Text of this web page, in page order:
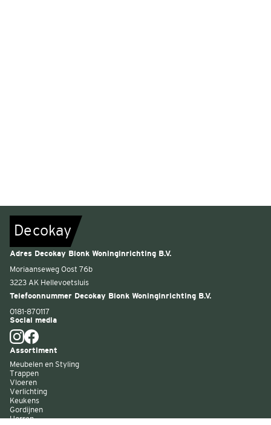
Decokay
Adres Decokay Blonk Woninginrichting B.V.
Moriaanseweg Oost 76b
3223 AK Hellevoetsluis
Telefoonnummer Decokay Blonk Woninginrichting B.V.
0181-870117
Social media
Assortiment
Meubelen en Styling
Trappen
Vloeren
Verlichting
Keukens
Gordijnen
Horren